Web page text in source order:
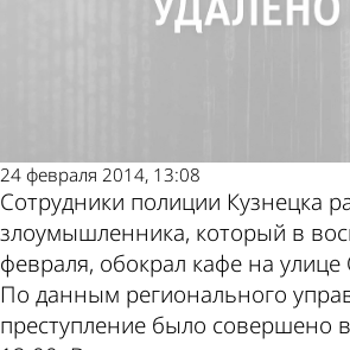
24 февраля 2014, 13:08
Сотрудники полиции Кузнецка
злоумышленника, который в
февраля, обокрал кафе на улице
По данным регионального
преступление было совершено